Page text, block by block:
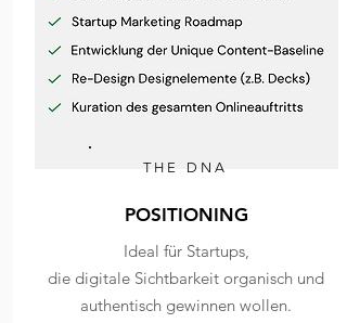
THE DNA
POSITIONING
Ideal für Startups,
die digitale Sichtbarkeit organisch und
authentisch gewinnen wollen.